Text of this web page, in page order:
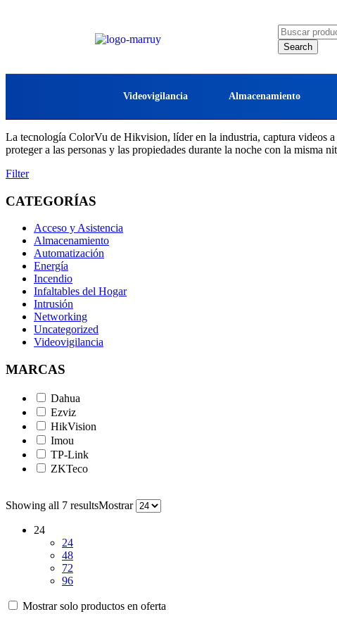
Videovigilancia Almacenamiento
La tecnología ColorVu de Hikvision, líder en la industria, captura videos
proteger a las personas y las propiedades durante la noche con la misma
Filter
CATEGORÍAS
Acceso y Asistencia
Almacenamiento
Automatización
Energía
Incendio
Infaltables del Hogar
Intrusión
Networking
Uncategorized
Videovigilancia
MARCAS
Dahua
Ezviz
HikVision
Imou
TP-Link
ZKTeco
Showing all 7 resultsMostrar
24
24
48
72
96
Mostrar solo productos en oferta